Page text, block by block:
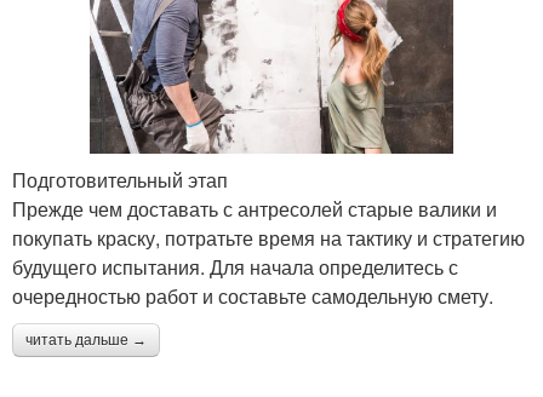
Подготовительный этап
Прежде чем доставать с антресолей старые валики и
покупать краску, потратьте время на тактику и стратегию
будущего испытания. Для начала определитесь с
очередностью работ и составьте самодельную смету.
читать дальше →